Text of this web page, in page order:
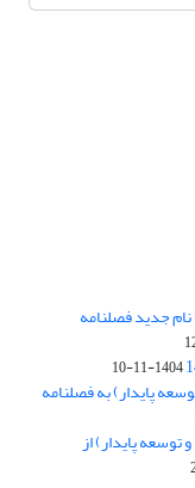
فایل کلی مقالات فصل پاییز سال 1404 با نام جدید فصلنامه
1404-11-10
پایدار) به فصلنامه
پایدار) از